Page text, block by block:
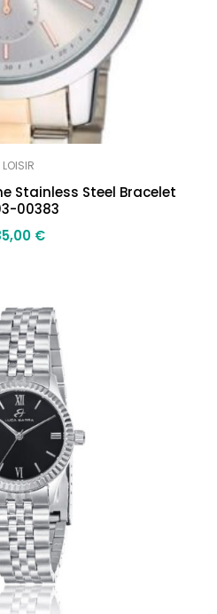
LOISIR
Stainless Steel Bracelet
00383
€